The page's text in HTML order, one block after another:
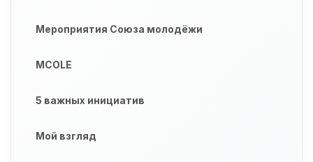
Мероприятия Союза молодёжи
MCOLE
5 важных инициатив
Мой взгляд